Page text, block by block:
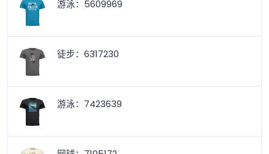
游泳：5609969
徒步：6317230
游泳：7423639